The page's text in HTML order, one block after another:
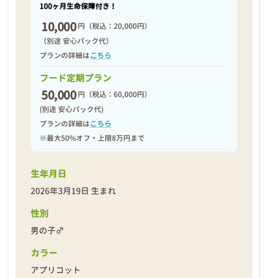
100ヶ月生命保障付き！
10,000 円 （税込：20,000円）
（別途 安心パック代）
プランの詳細はこちら
フード定期プラン
50,000 円 （税込：60,000円）
(別途 安心パック代)
プランの詳細はこちら
※最大50%オフ・上限8万円まで
生年月日
2026年3月19日 生まれ
性別
男の子♂
カラー
アプリコット